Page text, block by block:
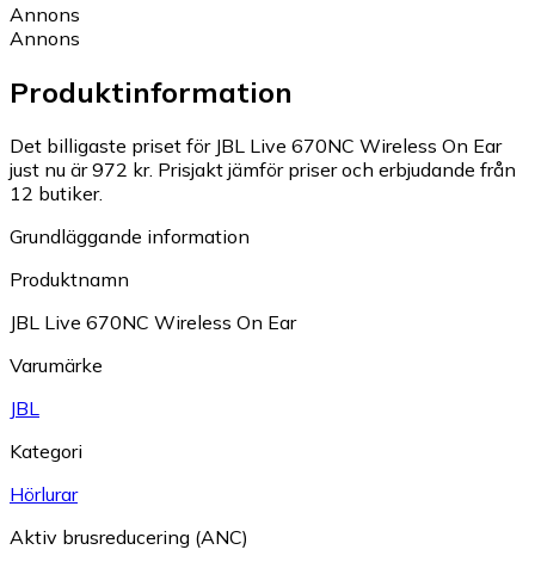
Annons
Annons
Produktinformation
Det billigaste priset för JBL Live 670NC Wireless On Ear
just nu är 972 kr. Prisjakt jämför priser och erbjudande från
12 butiker.
Grundläggande information
Produktnamn
JBL Live 670NC Wireless On Ear
Varumärke
JBL
Kategori
Hörlurar
Aktiv brusreducering (ANC)